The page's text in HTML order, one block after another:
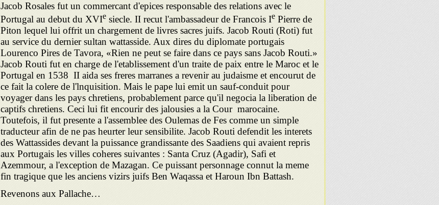
Jacob Rosales fut un commercant d'epices responsable des relations avec le
Portugal au debut du XVIe siecle. II recut l'ambassadeur de Francois Ie Pierre de
Piton lequel lui offrit un chargement de livres sacres juifs. Jacob Routi (Roti) fut
au service du dernier sultan wattasside. Aux dires du diplomate portugais
Lourenco Pires de Tavora, «Rien ne peut se faire dans ce pays sans Jacob Routi.»
Jacob Routi fut en charge de l'etablissement d'un traite de paix entre le Maroc et le
Portugal en 1538 II aida ses freres marranes a revenir au judaisme et encourut de
ce fait la colere de l'lnquisition. Mais le pape lui emit un sauf-conduit pour
voyager dans les pays chretiens, probablement parce qu'il negocia la liberation de
captifs chretiens. Ceci lui fit encourir des jalousies a la Cour marocaine.
Toutefois, il fut presente a l'assemblee des Oulemas de Fes comme un simple
traducteur afin de ne pas heurter leur sensibilite. Jacob Routi defendit les interets
des Wattassides devant la puissance grandissante des Saadiens qui avaient repris
aux Portugais les villes coheres suivantes : Santa Cruz (Agadir), Safi et
Azemmour, a l'exception de Mazagan. Ce puissant personnage connut la meme
fin tragique que les anciens vizirs juifs Ben Waqassa et Haroun Ibn Battash.
Revenons aux Pallache…